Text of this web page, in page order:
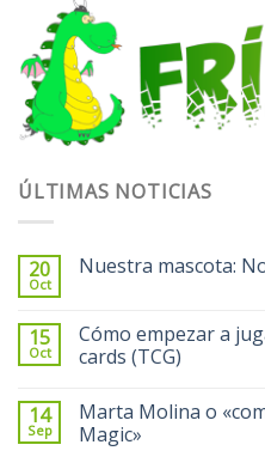
ÚLTIMAS NOTICIAS
20
Oct
Nuestra mascota:
15
Oct
Cómo empezar a
cards (TCG)
14
Sep
Marta Molina o
Magic»